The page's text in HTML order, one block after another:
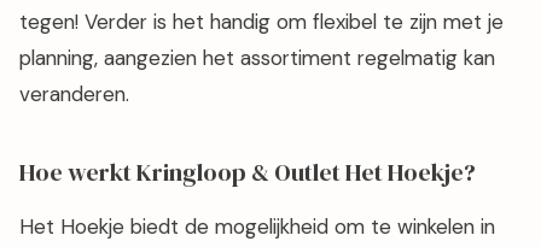
tegen! Verder is het handig om flexibel te zijn met je
planning, aangezien het assortiment regelmatig kan
veranderen.
Hoe werkt Kringloop & Outlet Het Hoekje?
Het Hoekje biedt de mogelijkheid om te winkelen in